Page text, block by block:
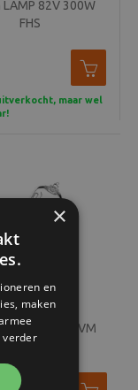
LAMP 82V 300W
FHS
maar wel
220V 650W BVM
64540
×
en
maken
verder